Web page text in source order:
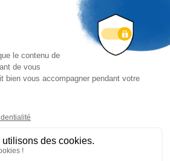
Espace Presse
Trouver un
professionnel